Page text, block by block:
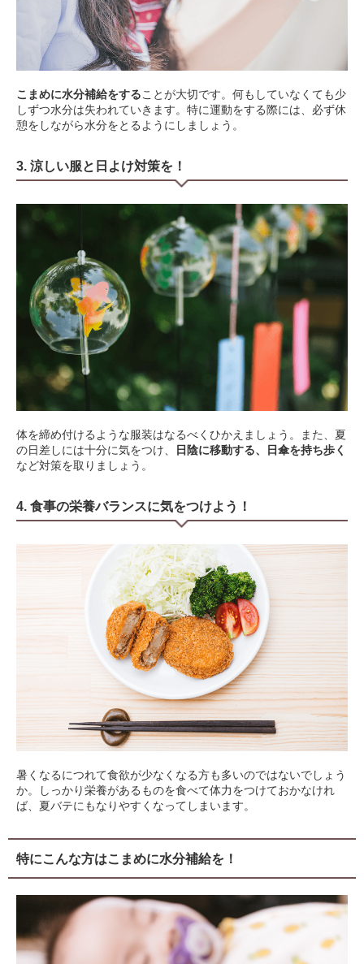
こまめに水分補給をすることが大切です。何もしていなくても少
しずつ水分は失われていきます。特に運動をする際には、必ず休
憩をしながら水分をとるようにしましょう。
3. 涼しい服と日よけ対策を！
体を締め付けるような服装はなるべくひかえましょう。また、夏
の日差しには十分に気をつけ、
日陰に移動する、日傘を持ち歩く
など対策を取りましょう。
4. 食事の栄養バランスに気をつけよう！
暑くなるにつれて食欲が少なくなる方も多いのではないでしょう
か。しっかり栄養があるものを食べて体力をつけておかなけれ
ば、夏バテにもなりやすくなってしまいます。
特にこんな方はこまめに水分補給を！